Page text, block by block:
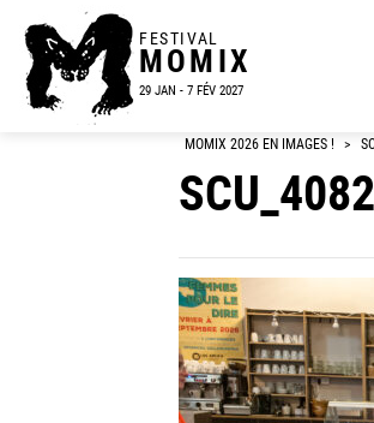
FESTIVAL
MOMIX
29 JAN - 7 FÉV 2027
MOMIX 2026 EN IMAGES ! >
SCU_4082